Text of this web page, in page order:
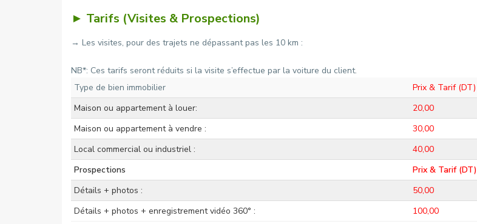
► Tarifs (Visites & Prospections)
→ Les visites, pour des trajets ne dépassant pas les 10 km :
NB*: Ces tarifs seront réduits si la visite s’effectue par la voiture du client.
Type de bien immobilier
Prix & Tarif (DT)
Maison ou appartement à louer:
20,00
Maison ou appartement à vendre :
30,00
Local commercial ou industriel :
40,00
Prospections
Prix & Tarif (DT)
Détails + photos :
50,00
Détails + photos + enregistrement vidéo 360° :
100,00